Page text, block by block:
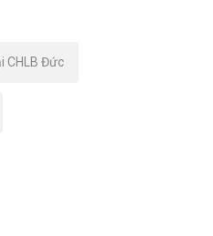
CHLB Đức